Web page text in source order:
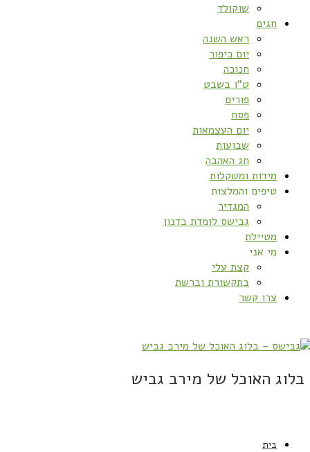
שוקולד
חגים
ראש השנה
יום כיפור
חנוכה
ט”ו בשבט
פורים
פסח
יום העצמאות
שבועות
חג האהבה
מידות ומשקלות
טיפים והמלצות
המגדיר
גבישס לומדת בדנון
מטיילת
מי אני
קצת עלי
בתקשורת וברשת
צרו קשר
בלוג האוכל של מירב גביש
בית